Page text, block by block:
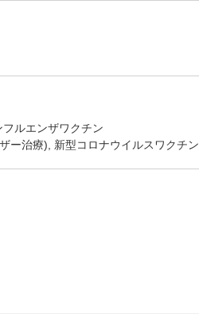
フルエンザワクチン
ー治療), 新型コロナウイルスワクチン